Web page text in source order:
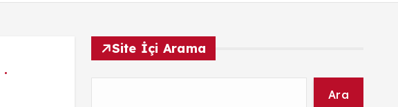
Site İçi Arama
Ara